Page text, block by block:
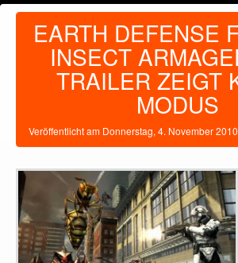
EARTH DEFENSE
INSECT
TRAILER ZEIGT
MODUS
Veröffentlicht am Donnerstag, 4. November